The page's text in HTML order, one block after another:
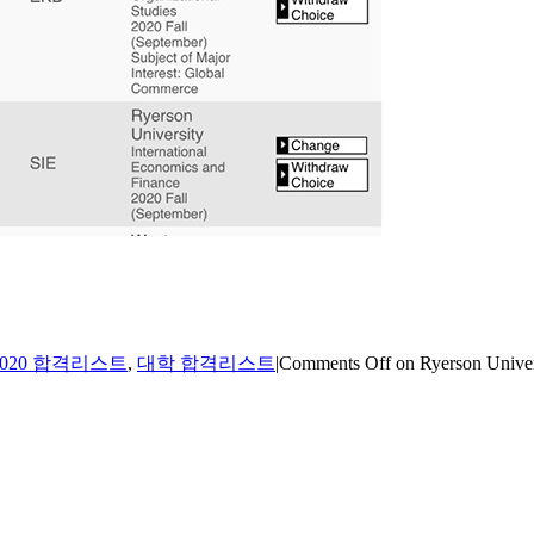
합격리스트, 대학 합격리스트|Comments Offon Ryerson